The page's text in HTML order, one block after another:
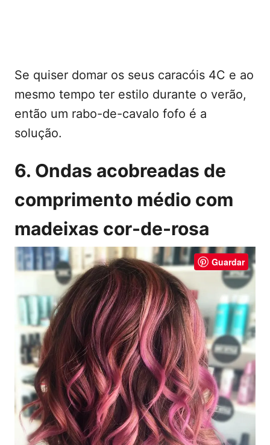
Se quiser domar os seus caracóis 4C e ao
mesmo tempo ter estilo durante o verão,
então um rabo-de-cavalo fofo é a
solução.
6. Ondas acobreadas de
comprimento médio com
madeixas cor-de-rosa
Guardar